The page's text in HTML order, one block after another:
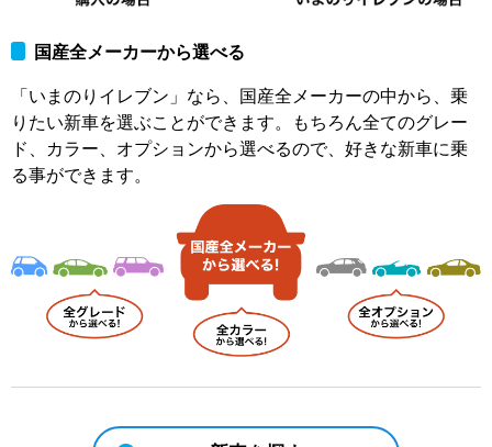
国産全メーカーから選べる
「いまのりイレブン」なら、国産全メーカーの中から、乗
りたい新車を選ぶことができます。もちろん全てのグレー
ド、カラー、オプションから選べるので、好きな新車に乗
る事ができます。